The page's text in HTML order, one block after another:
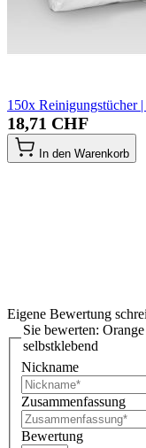
150x Reinigungstücher
18,71 CHF
In den Warenkorb
Eigene Bewertung
Sie bewerten:
selbstklebend
Nickname
Zusammenfassung
Bewertung